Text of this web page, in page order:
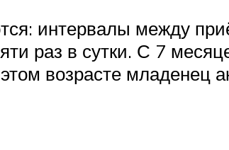
интервалы между
раз в сутки. С 7
возрасте младенец